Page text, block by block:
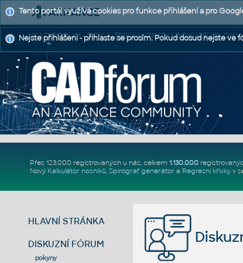
CAD FÓRUM - TIPY A TRIKY | UTILITY | DISKUZE |
Přes 123.000 registrovaných u nás, celkem 1.130.000
Nový Kalkulátor nosníků, Spirograf generátor a Regresní křivkyv
HLAVNÍ STRÁNKA
DISKUZNÍ FÓRUM
pokyny
Tento portál využívá cookies pro funkce přihlášení a pro
Nejste přihlášeni - přihlaste se prosím. Pokud dosud nejste ve